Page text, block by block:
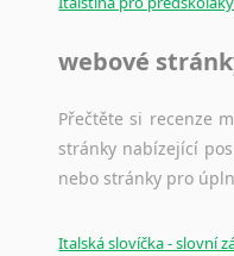
webové
Přečtěte si recenze
stránky nabízející
nebo stránky pro
Italská slovíčka - slovní